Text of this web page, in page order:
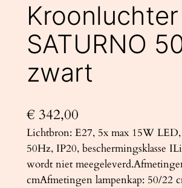
Kroonluchter
SATURNO
zwart
€ 342,00
Lichtbron: E27, 5x max 15W
50Hz, IP20, beschermingsklasse
wordt niet
cmAfmetingen lampenkap: 50/22